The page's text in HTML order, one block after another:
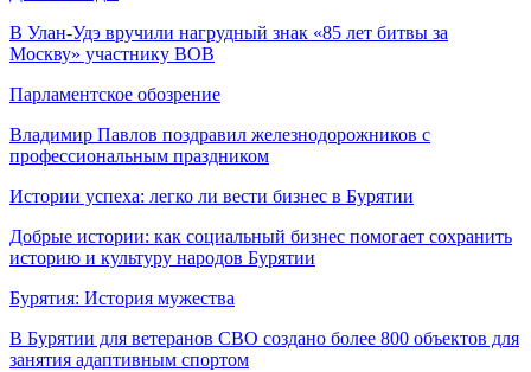
В Улан-Удэ вручили нагрудный знак «85 лет битвы за
Москву» участнику ВОВ
Парламентское обозрение
Владимир Павлов поздравил железнодорожников с
профессиональным праздником
Истории успеха: легко ли вести бизнес в Бурятии
Добрые истории: как социальный бизнес помогает сохранить
историю и культуру народов Бурятии
Бурятия: История мужества
В Бурятии для ветеранов СВО создано более 800 объектов для
занятия адаптивным спортом